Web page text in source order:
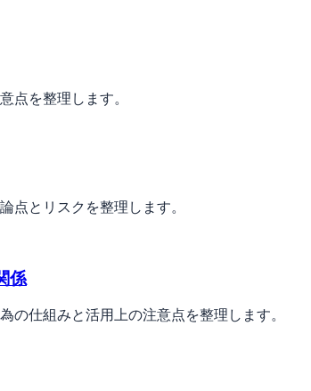
点を整理します。
点とリスクを整理します。
係
の仕組みと活用上の注意点を整理します。